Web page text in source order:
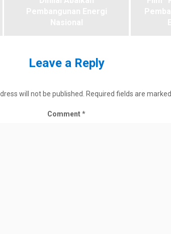
Leave a Reply
will not be published. Required fields are marked
Comment*